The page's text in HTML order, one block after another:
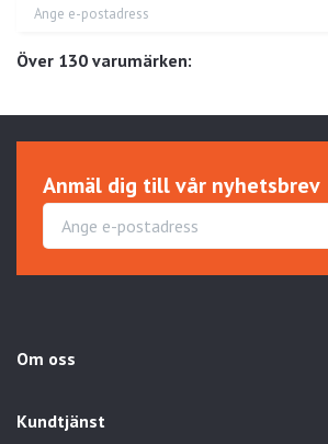
Över 130 varumärken:
Anmäl dig till vår nyhetsbrev
Om oss
Kundtjänst